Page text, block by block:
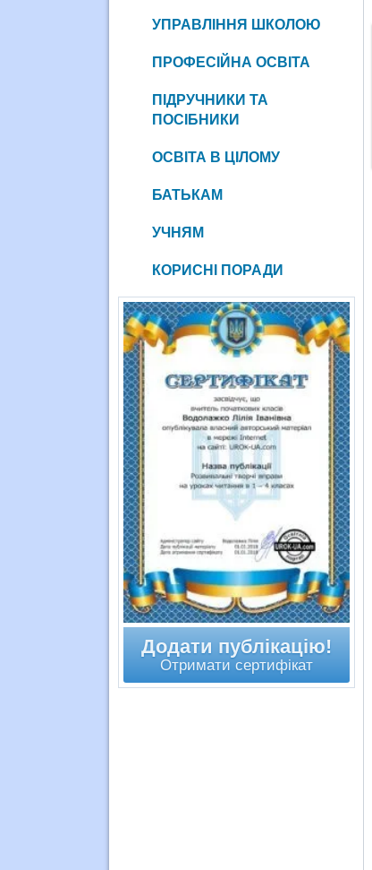
УПРАВЛІННЯ ШКОЛОЮ
ПРОФЕСІЙНА ОСВІТА
ПІДРУЧНИКИ ТА
ПОСІБНИКИ
ОСВІТА В ЦІЛОМУ
БАТЬКАМ
УЧНЯМ
КОРИСНІ ПОРАДИ
Додати публікацію!
Отримати сертифікат